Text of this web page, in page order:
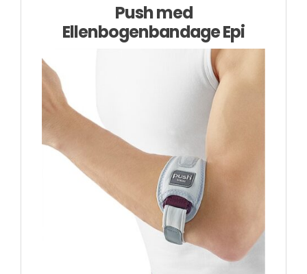
Push med
Ellenbogenbandage Epi